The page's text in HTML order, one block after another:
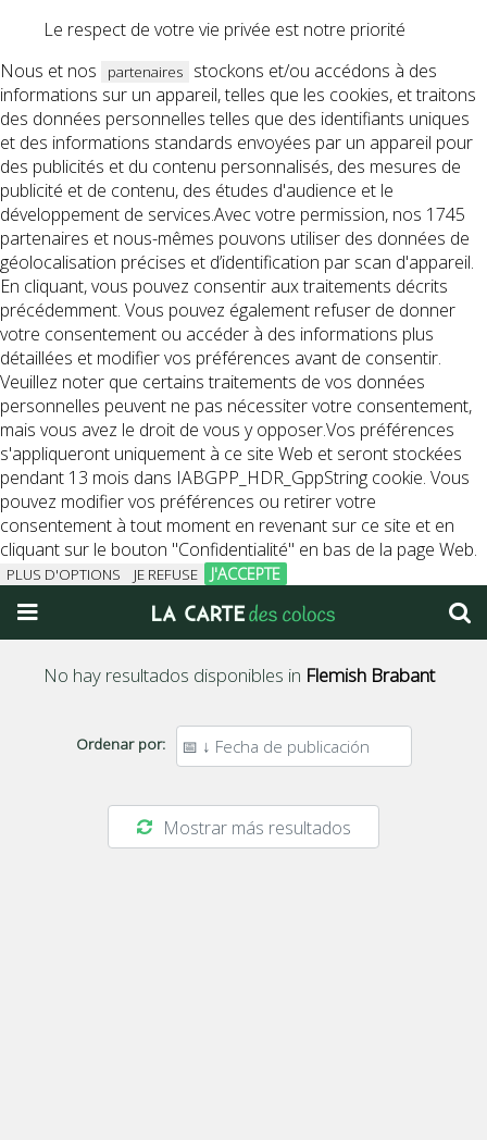
Le respect de votre vie privée est notre priorité
Nous et nos
partenaires
stockons et/ou accédons à des
informations sur un appareil, telles que les cookies, et traitons
des données personnelles telles que des identifiants uniques
et des informations standards envoyées par un appareil pour
des publicités et du contenu personnalisés, des mesures de
publicité et de contenu, des études d'audience et le
développement de services.Avec votre permission, nos 1745
partenaires et nous-mêmes pouvons utiliser des données de
géolocalisation précises et d’identification par scan d'appareil.
En cliquant, vous pouvez consentir aux traitements décrits
précédemment. Vous pouvez également refuser de donner
votre consentement ou accéder à des informations plus
détaillées et modifier vos préférences avant de consentir.
Veuillez noter que certains traitements de vos données
personnelles peuvent ne pas nécessiter votre consentement,
mais vous avez le droit de vous y opposer.Vos préférences
s'appliqueront uniquement à ce site Web et seront stockées
pendant 13 mois dans IABGPP_HDR_GppString cookie. Vous
pouvez modifier vos préférences ou retirer votre
consentement à tout moment en revenant sur ce site et en
cliquant sur le bouton "Confidentialité" en bas de la page Web.
PLUS D'OPTIONS JE REFUSE J'ACCEPTE
No hay resultados disponibles in Flemish Brabant
Ordenar por:
Mostrar más resultados